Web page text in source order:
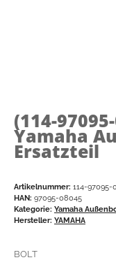
(114-
Yamaha
Ersatzteil
Artikelnummer: 114-97095-
HAN: 97095-08045
Kategorie: Yamaha
Hersteller: YAMAHA
BOLT